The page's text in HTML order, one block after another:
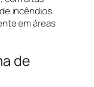
incêndios
em áreas
de